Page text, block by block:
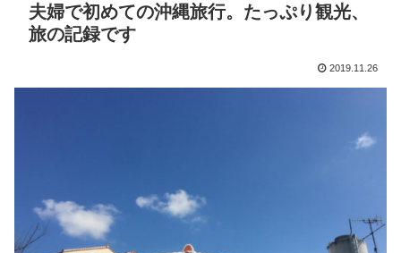
夫婦で初めての沖縄旅行。たっぷり観光、
旅の記録です
2019.11.26